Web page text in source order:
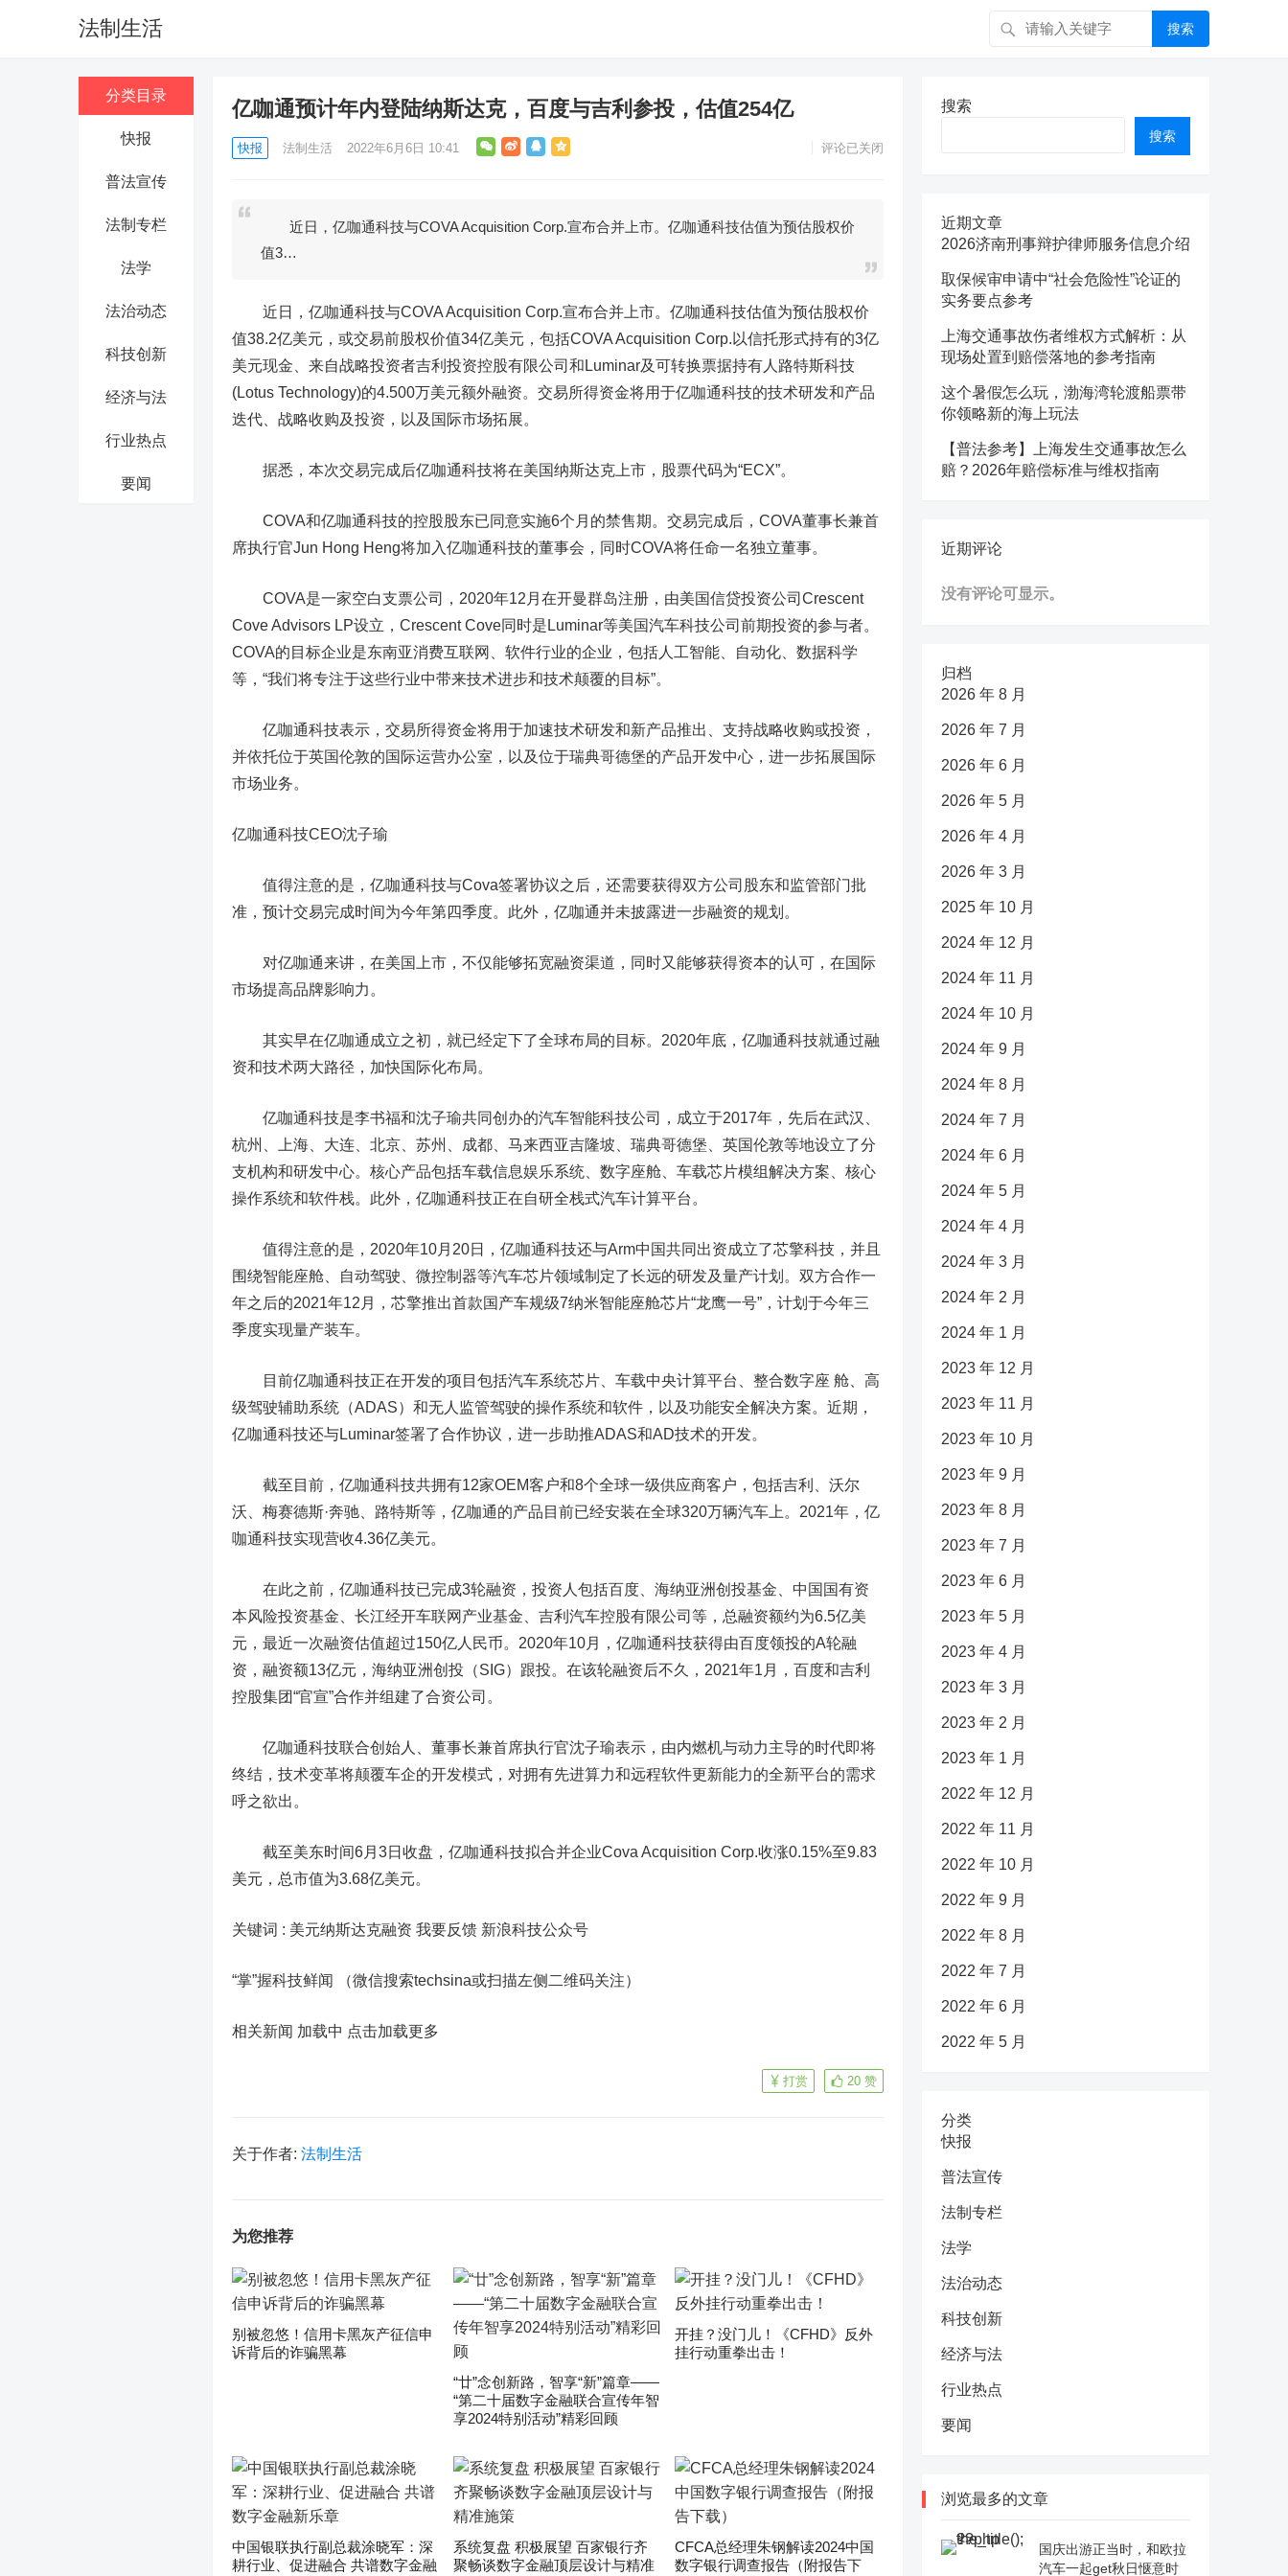
法制生活 搜索
分类目录
快报
普法宣传
法制专栏
法学
法治动态
科技创新
经济与法
行业热点
要闻
亿咖通预计年内登陆纳斯达克，百度与吉利参投，估值254亿
快报 法制生活 2022年6月6日 10:41 评论已关闭
近日，亿咖通科技与COVA Acquisition Corp.宣布合并上市。亿咖通科技估值为预估股权价
值3…
近日，亿咖通科技与COVA Acquisition Corp.宣布合并上市。亿咖通科技估值为预估股权价
值38.2亿美元，或交易前股权价值34亿美元，包括COVA Acquisition Corp.以信托形式持有的3亿
美元现金、来自战略投资者吉利投资控股有限公司和Luminar及可转换票据持有人路特斯科技
(Lotus Technology)的4.500万美元额外融资。交易所得资金将用于亿咖通科技的技术研发和产品
迭代、战略收购及投资，以及国际市场拓展。
据悉，本次交易完成后亿咖通科技将在美国纳斯达克 上市，股票代码为“ECX”。
COVA和亿咖通科技的控股股东已同意实施6个月的禁售期。交易完成后，COVA董事长兼首
席执行官Jun Hong Heng将加入亿咖通科技的董事会，同时COVA将任命一名独立董事。
COVA是一家空白支票公司，2020年12月在开曼群岛注册，由美国信贷投资公司Crescent
Cove Advisors LP设立，Crescent Cove同时是Luminar等美国汽车科技公司前期投资的参与者。
COVA的目标企业是东南亚消费互联网、软件行业的企业，包括人工智能、自动化、数据科学
等，“我们将专注于这些行业中带来技术进步和技术颠覆的目标”。
亿咖通科技表示，交易所得资金将用于加速技术研发和新产品推出、支持战略收购或投资，
并依托位于英国伦敦的国际运营办公室，以及位于瑞典哥德堡的产品开发中心，进一步拓展国际
市场业务。
亿咖通科技CEO沈子瑜
值得注意的是，亿咖通科技与Cova签署协议之后，还需要获得双方公司股东和监管部门批
准，预计交易完成时间为今年第四季度。此外，亿咖通并未披露进一步融资的规划。
对亿咖通来讲，在美国上市，不仅能够拓宽融资渠道，同时又能够获得资本的认可，在国际
市场提高品牌影响力。
其实早在亿咖通成立之初，就已经定下了全球布局的目标。2020年底，亿咖通科技就通过融
资和技术两大路径，加快国际化布局。
亿咖通科技是李书福和沈子瑜共同创办的汽车智能科技公司，成立于2017年，先后在武汉、
杭州、上海、大连、北京、苏州、成都、马来西亚吉隆坡、瑞典哥德堡、英国伦敦等地设立了分
支机构和研发中心。核心产品包括车载信息娱乐系统、数字座舱、车载芯片模组解决方案、核心
操作系统和软件栈。此外，亿咖通科技正在自研全栈式汽车计算平台。
值得注意的是，2020年10月20日，亿咖通科技还与Arm中国共同出资成立了芯擎科技，并且
围绕智能座舱、自动驾驶、微控制器等汽车芯片领域制定了长远的研发及量产计划。双方合作一
年之后的2021年12月，芯擎推出首款国产车规级7纳米智能座舱芯片“龙鹰一号”，计划于今年三
季度实现量产装车。
目前亿咖通科技正在开发的项目包括汽车系统芯片、车载中央计算平台、整合数字座 舱、高
级驾驶辅助系统（ADAS）和无人监管驾驶的操作系统和软件，以及功能安全解决方案。近期，
亿咖通科技还与Luminar签署了合作协议，进一步助推ADAS和AD技术的开发。
截至目前，亿咖通科技共拥有12家OEM客户和8个全球一级供应商客户，包括吉利、沃尔
沃、梅赛德斯·奔驰、路特斯等，亿咖通的产品目前已经安装在全球320万辆汽车上。2021年，亿
咖通科技实现营收4.36亿美元。
在此之前，亿咖通科技已完成3轮融资，投资人包括百度 、海纳亚洲创投基金、中国国有资
本风险投资基金、长江经开车联网产业基金、 吉利汽车控股有限公司等，总融资额约为6.5亿美
元，最近一次融资估值超过150亿人民币。2020年10月，亿咖通科技获得由百度领投的A轮融
资，融资额13亿元，海纳亚洲创投（SIG）跟投。在该轮融资后不久，2021年1月，百度和吉利
控股集团“官宣”合作并组建了合资公司。
亿咖通科技联合创始人、董事长兼首席执行官沈子瑜表示，由内燃机与动力主导的时代即将
终结，技术变革将颠覆车企的开发模式，对拥有先进算力和远程软件更新能力的全新平台的需求
呼之欲出。
截至美东时间6月3日收盘，亿咖通科技拟合并企业Cova Acquisition Corp.收涨0.15%至9.83
美元，总市值为3.68亿美元。
关键词 : 美元纳斯达克融资 我要反馈 新浪科技公众号
“掌”握科技鲜闻 （微信搜索techsina或扫描左侧二维码关注）
相关新闻 加载中 点击加载更多
20 赞
打赏
关于作者: 法制生活
为您推荐
别被忽悠！信用卡黑灰产征信申
诉背后的诈骗黑幕
“廿”念创新路，智享“新”篇章——
“第二十届数字金融联合宣传年智
享2024特别活动”精彩回顾
开挂？没门儿！《CFHD》反外
挂行动重拳出击！
中国银联执行副总裁涂晓军：深
耕行业、促进融合 共谱数字金融
系统复盘 积极展望 百家银行齐
聚畅谈数字金融顶层设计与精准
CFCA总经理朱钢解读2024中国
数字银行调查报告（附报告下
搜索
搜索
近期文章
2026济南刑事辩护律师服务信息介绍
取保候审申请中“社会危险性”论证的
实务要点参考
上海交通事故伤者维权方式解析：从
现场处置到赔偿落地的参考指南
这个暑假怎么玩，渤海湾轮渡船票带
你领略新的海上玩法
【普法参考】上海发生交通事故怎么
赔？2026年赔偿标准与维权指南
近期评论
没有评论可显示。
归档
2026 年 8 月
2026 年 7 月
2026 年 6 月
2026 年 5 月
2026 年 4 月
2026 年 3 月
2025 年 10 月
2024 年 12 月
2024 年 11 月
2024 年 10 月
2024 年 9 月
2024 年 8 月
2024 年 7 月
2024 年 6 月
2024 年 5 月
2024 年 4 月
2024 年 3 月
2024 年 2 月
2024 年 1 月
2023 年 12 月
2023 年 11 月
2023 年 10 月
2023 年 9 月
2023 年 8 月
2023 年 7 月
2023 年 6 月
2023 年 5 月
2023 年 4 月
2023 年 3 月
2023 年 2 月
2023 年 1 月
2022 年 12 月
2022 年 11 月
2022 年 10 月
2022 年 9 月
2022 年 8 月
2022 年 7 月
2022 年 6 月
2022 年 5 月
分类
快报
普法宣传
法制专栏
法学
法治动态
科技创新
经济与法
行业热点
要闻
浏览最多的文章
国庆出游正当时，和欧拉
汽车一起get秋日惬意时